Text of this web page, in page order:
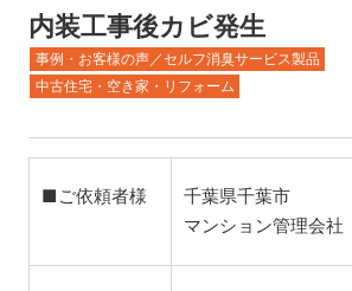
内装工事後カビ発生
事例・お客様の声／セルフ消臭サービス製品
中古住宅・空き家・リフォーム
■ご依頼者様
千葉県千葉市
マンション管理会社